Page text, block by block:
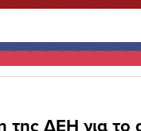
ΔΕΗ για το